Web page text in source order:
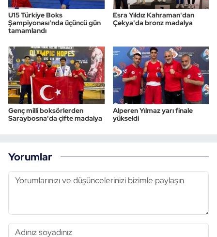
U15 Türkiye Boks
Şampiyonası'nda üçüncü gün
tamamlandı
Esra Yıldız Kahraman'dan
Çekya'da bronz madalya
Genç milli boksörlerden
Saraybosna'da çifte madalya
Alperen Yılmaz yarı finale
yükseldi
Yorumlar